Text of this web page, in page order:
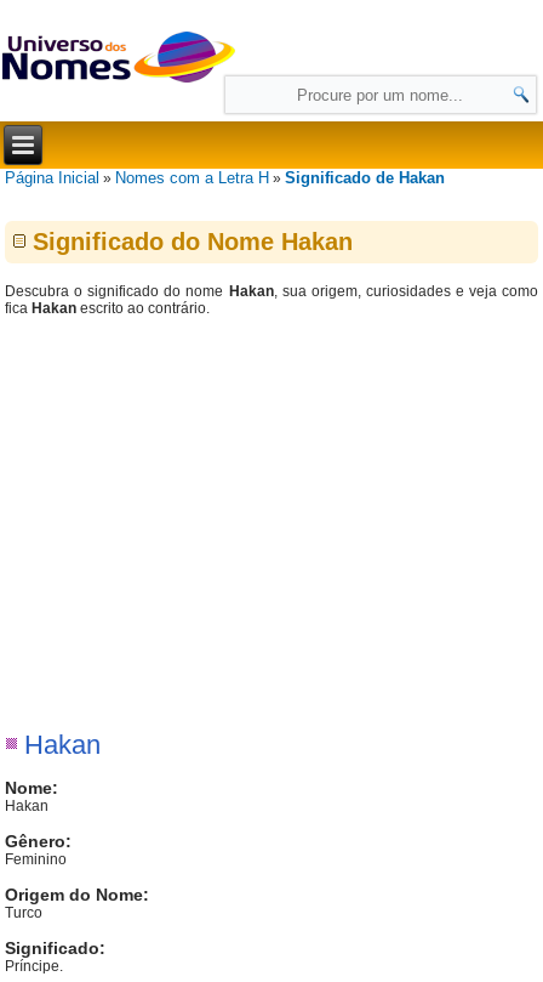
Página Inicial » Nomes com a Letra H »Significado de Hakan
Significado do Nome Hakan
Descubra o significado do nome Hakan, sua origem, curiosidades e veja como
fica Hakan escrito ao contrário.
Hakan
Nome:
Hakan
Gênero:
Feminino
Origem do Nome:
Turco
Significado:
Príncipe.